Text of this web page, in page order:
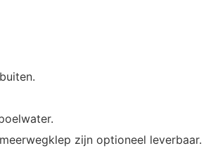
zijn optioneel leverbaar.